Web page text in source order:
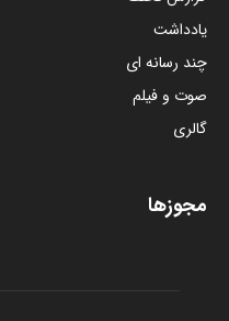
یادداشت
چند رسانه ای
صوت و فیلم
گالری
مجوزها